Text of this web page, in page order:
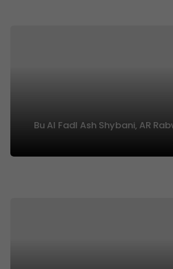
8396 Bu Al Fadl Ash Shybani, AR